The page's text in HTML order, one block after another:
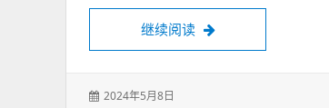
继续阅读 花都98场又解锁了新
发
2024年5月8日